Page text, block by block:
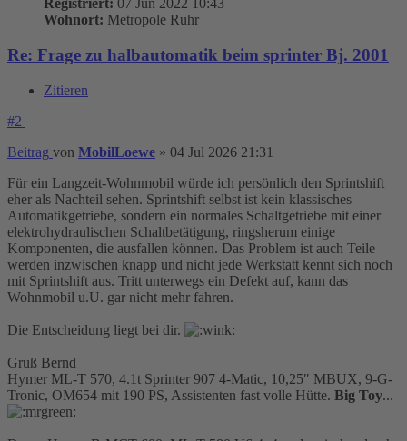
Registriert: 07 Jun 2022 10:43
Wohnort: Metropole Ruhr
Re: Frage zu halbautomatik beim sprinter Bj. 2001
Zitieren
#2
Beitrag von MobilLoewe » 04 Jul 2026 21:31
Für ein Langzeit-Wohnmobil würde ich persönlich den Sprintshift
eher als Nachteil sehen. Sprintshift selbst ist kein klassisches
Automatikgetriebe, sondern ein normales Schaltgetriebe mit einer
elektrohydraulischen Schaltbetätigung, ringsherum einige
Komponenten, die ausfallen können. Das Problem ist auch Teile
werden inzwischen knapp und nicht jede Werkstatt kennt sich noch
mit Sprintshift aus. Tritt unterwegs ein Defekt auf, kann das
Wohnmobil u.U. gar nicht mehr fahren.
Die Entscheidung liegt bei dir.
Gruß Bernd
Hymer ML-T 570, 4.1t Sprinter 907 4-Matic, 10,25″ MBUX, 9-G-
Tronic, OM654 mit 190 PS, Assistenten fast volle Hütte. Big Toy...